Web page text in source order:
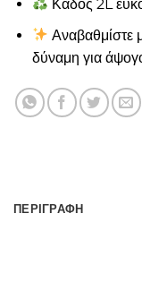
Κάδος 2L
Αναβαθμίστε
δύναμη για
ΠΕΡΙΓΡΑΦΉ